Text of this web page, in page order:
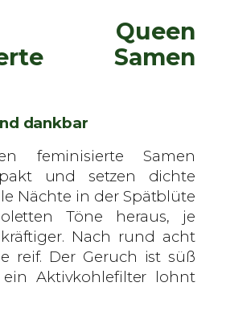
Queen
Samen
dankbar
feminisierte Samen
und setzen dichte
Nächte in der Spätblüte
Töne heraus, je
Nach rund acht
reif. Der Geruch ist süß
Aktivkohlefilter lohnt